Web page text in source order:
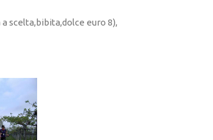
scelta,bibita,dolce euro 8),